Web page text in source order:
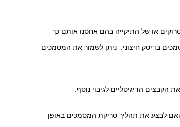
או של התיקייה בהם אחסנו אותם כך
בדיסק חיצוני. ניתן לשמור את המסמכים
הקבצים הדיגיטליים לגיבוי נוסף.
האם לבצע את תהליך סריקת המסמכים באופן